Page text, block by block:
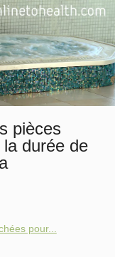
pièces
durée de
pour...